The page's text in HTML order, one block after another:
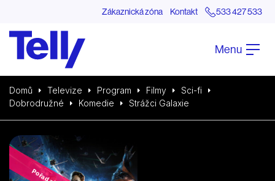
Zákaznická zóna Kontakt 533 427 533
Menu
Domů Televize Program Filmy
Sci-fi
Dobrodružné
Komedie Strážci Galaxie